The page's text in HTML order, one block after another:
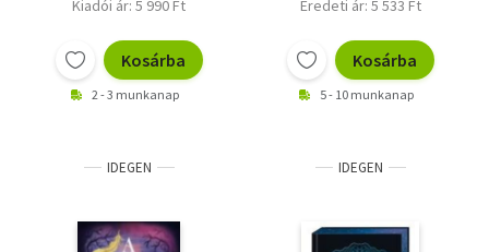
Kiadói ár: 5 990 Ft
Kosárba
2 - 3 munkanap
Eredeti ár: 5 533 Ft
Kosárba
5 - 10 munkanap
IDEGEN IDEGEN